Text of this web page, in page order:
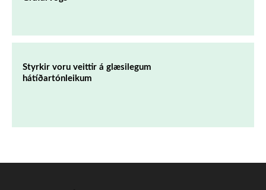
Styrkir voru veittir á glæsilegum
hátíðartónleikum